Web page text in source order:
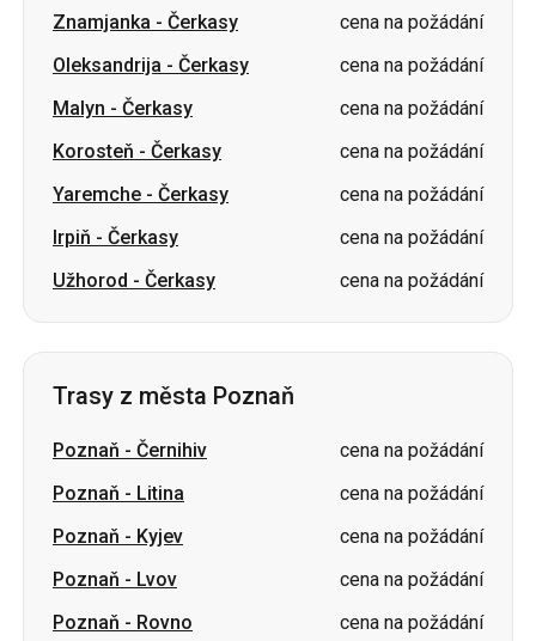
Znamjanka - Čerkasy
cena na požádání
Oleksandrija - Čerkasy
cena na požádání
Malyn - Čerkasy
cena na požádání
Korosteň - Čerkasy
cena na požádání
Yaremche - Čerkasy
cena na požádání
Irpiň - Čerkasy
cena na požádání
Užhorod - Čerkasy cena na požádání
Trasy z města Poznaň
Poznaň - Černihiv
cena na požádání
Poznaň - Litina
cena na požádání
Poznaň - Kyjev
cena na požádání
Poznaň - Lvov
cena na požádání
Poznaň - Rovno
cena na požádání